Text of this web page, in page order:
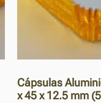
Cápsulas
x 45 x 12.5 mm